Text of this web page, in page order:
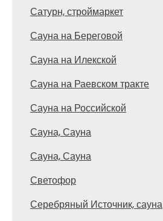
Сатурн, строймаркет
Сауна на Береговой
Сауна на Илекской
Сауна на Раевском тракте
Сауна на Российской
Сауна, Сауна
Сауна, Сауна
Светофор
Серебряный Источник, сауна